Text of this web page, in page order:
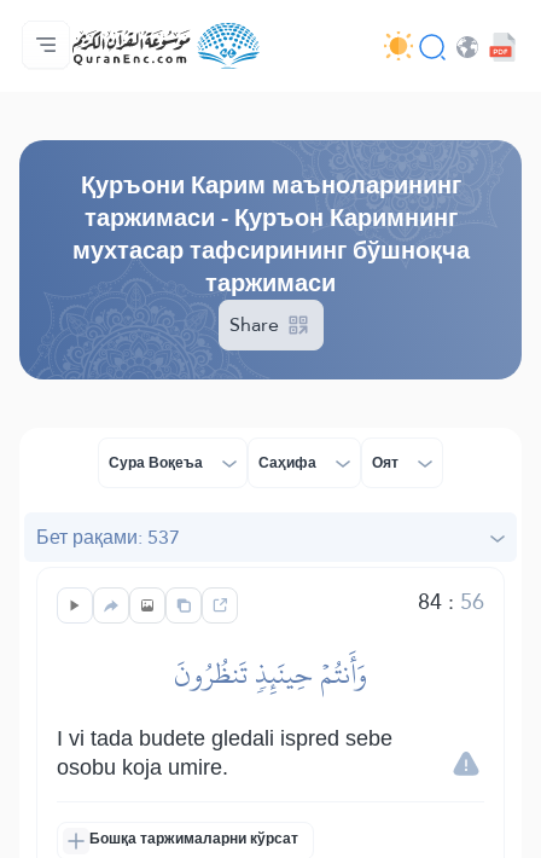
Бош саҳифа
Таржималар мундарижаси
Audio
Ривожлантирувчилар хизмати - API
Лойиҳа ҳақида
Бизга боғланинг
Тил
Қуръони Карим маъноларининг
таржимаси - Қуръон Каримнинг
мухтасар тафсирининг бўшноқча
таржимаси
Share
Сура Воқеъа Саҳифа Оят
Бет рақами: 537
84: 56
وَأَنتُمۡ حِينَئِذٖ تَنظُرُونَ
I vi tada budete gledali ispred sebe
osobu koja umire.
Бошқа таржималарни кўрсат